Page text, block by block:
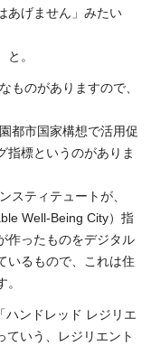
あげません」みたい
。
ものがありますので、
都市国家構想で活用促
指標というのがありま
スティテュートが、
Well-Being City）指
作ったものをデジタル
いるもので、これは住
ハンドレッド レジリエ
ていう、レジリエント